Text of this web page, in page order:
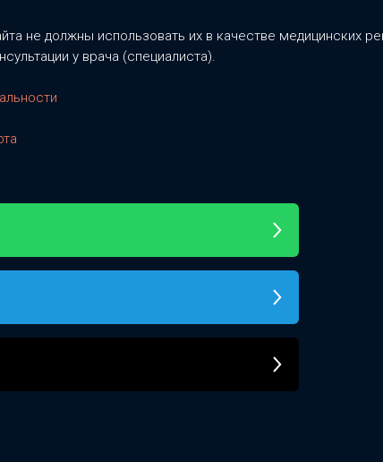
не должны использовать их в качестве медицинских
у врача (специалиста).